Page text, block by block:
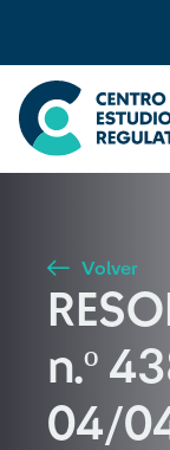
Seleccione país
Buscar
Volver
n.º
04/